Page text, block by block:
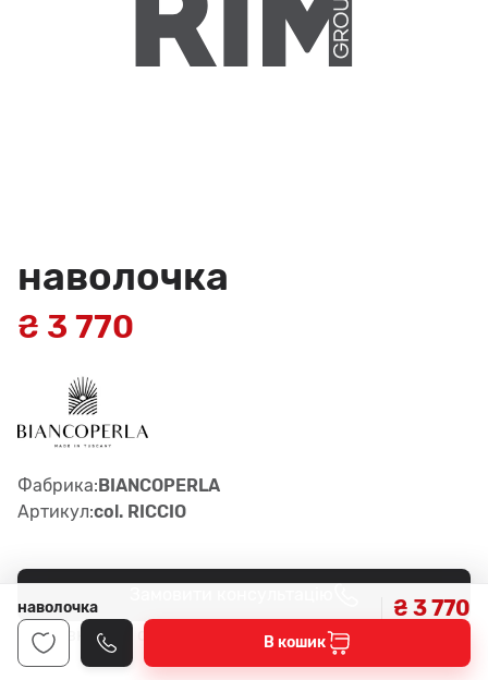
наволочка
₴ 3 770
Фабрика:BIANCOPERLA
Артикул:col. RICCIO
Наявність у салонах -
наволочка ₴ 3 770
В кошик